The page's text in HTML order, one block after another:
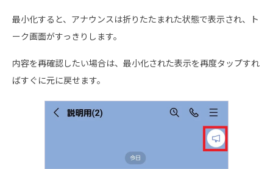
最小化すると、アナウンスは折りたたまれた状態で表示され、ト
ーク画面がすっきりします。
内容を再確認したい場合は、最小化された表示を再度タップすれ
ばすぐに元に戻せます。